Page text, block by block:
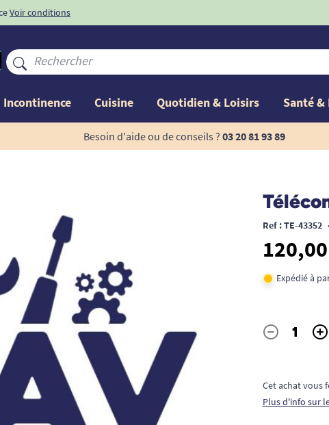
Voir conditions
Incontinence Cuisine Quotidien & Loisirs Santé
Besoin d'aide ou de conseils ? 03 20 81 93 89
Ref : TE-43352
Expédié à
Quantité
- +
Cet achat vous
Plus d'info sur